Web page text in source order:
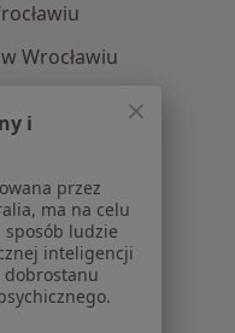
Wrocławiu
centra
i
przez
ma na celu
ludzie
inteligencji
dobrostanu